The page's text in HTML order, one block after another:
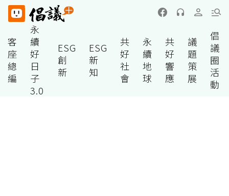
客
座
總
編
永
續
好
日
子
3.0
ESG
創
新
ESG
新
知
共
好
社
會
永
續
地
球
共
好
響
應
議
題
策
展
倡
議
圈
活
動